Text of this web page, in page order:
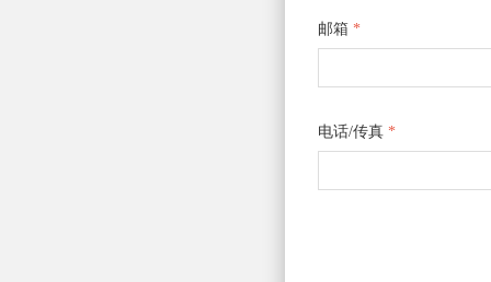
邮箱 *
电话/传真 *